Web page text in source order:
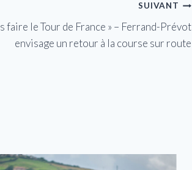
SUIVANT
faire le Tour de France » – Ferrand-Prévot
envisage un retour à la course sur route